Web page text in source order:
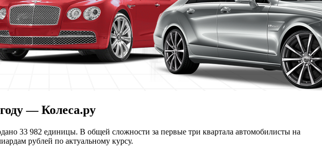
— Колеса.ру
33 982 единицы. В общей сложности за первые три квартала автомобилисты на
рублей по актуальному курсу.